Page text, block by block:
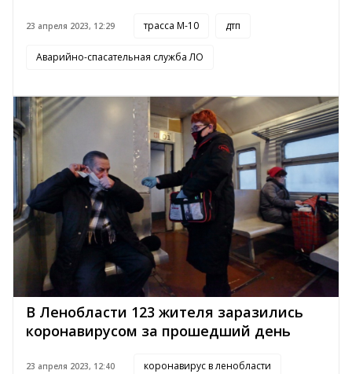
23 апреля 2023, 12:29 трасса М-10 дтп
Аварийно-спасательная служба ЛО
В Ленобласти 123 жителя заразились
коронавирусом за прошедший день
23 апреля 2023, 12:40 коронавирус в ленобласти